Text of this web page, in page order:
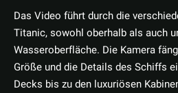
Das Video führt durch die
Titanic, sowohl oberhalb als auch
Wasseroberfläche. Die Kamera
Größe und die Details des Schiffs
Decks bis zu den luxuriösen